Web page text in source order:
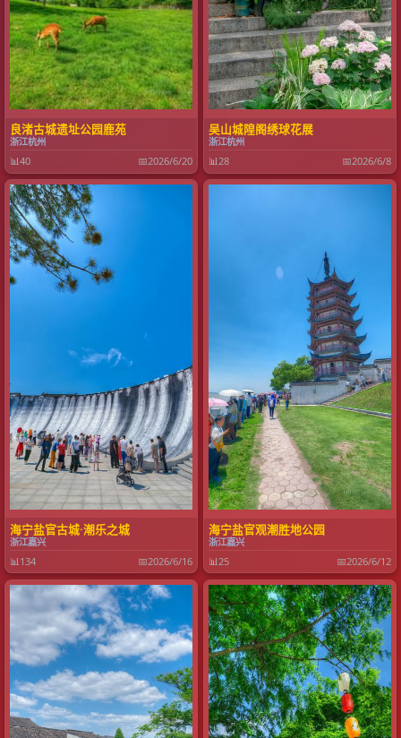
良渚古城遗址公园鹿苑
浙江杭州
📊40 📅2026/6/20
吴山城隍阁绣球花展
浙江杭州
📊28 📅2026/6/8
海宁盐官古城·潮乐之城
浙江嘉兴
📊 134 📅2026/6/16
海宁盐官观潮胜地公园
浙江嘉兴
📊 25 📅2026/6/12